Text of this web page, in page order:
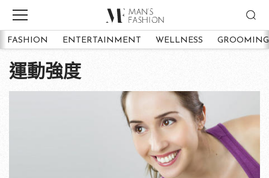
FASHION ENTERTAINMENT WELLNESS GROOMING
運動強度